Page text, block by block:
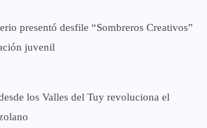
presentó desfile “Sombreros Creativos”
juvenil
los Valles del Tuy revoluciona el